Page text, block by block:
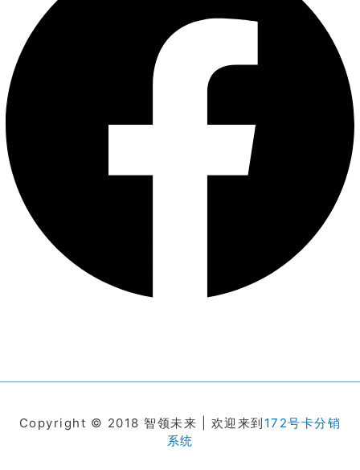
Copyright © 2018 智领未来 | 欢迎来到 172号卡分销
系统